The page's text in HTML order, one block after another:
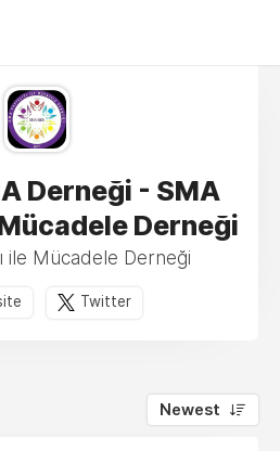
Derneği - SMA
Derneği
ile Mücadele Derneği
Twitter
Newest